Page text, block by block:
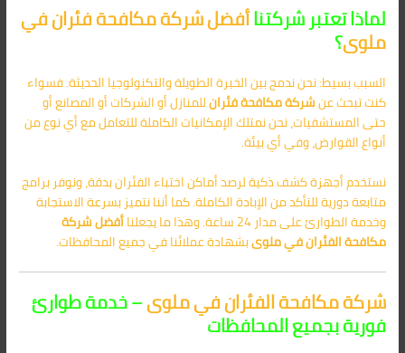
لماذا تعتبر شركتناأفضل شركة مكافحة فئران في
ملوى؟
السبب بسيط: نحن ندمج بين الخبرة الطويلة والتكنولوجيا الحديثة. فسواء
كنت تبحث عنشركة مكافحة فئرانللمنازل أو الشركات أو المصانع أو
حتى المستشفيات، نحن نمتلك الإمكانيات الكاملة للتعامل مع أي نوع من
أنواع القوارض، وفي أي بيئة.
نستخدم أجهزة كشف ذكية لرصد أماكن اختباء الفئران بدقة، ونوفر برامج
متابعة دورية للتأكد من الإبادة الكاملة. كما أننا نتميز بسرعة الاستجابة
وخدمة الطوارئ على مدار 24 ساعة. وهذا ما يجعلنا
أفضل شركة
مكافحة الفئران في ملوىبشهادة عملائنا في جميع المحافظات.
شركة مكافحة الفئران في ملوى– خدمة طوارئ
فورية بجميع المحافظات